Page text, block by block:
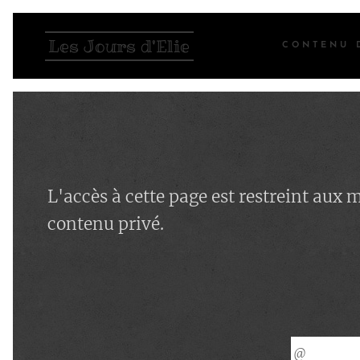
Les Jours d'Elie CONTENU
L'accès à cette page est restreint aux
contenu privé.